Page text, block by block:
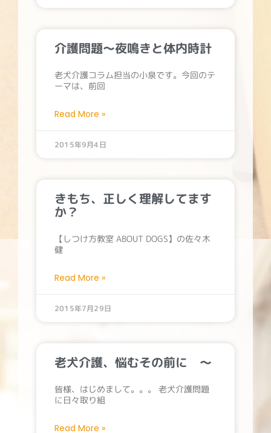
介護問題～夜鳴きと体内時計
老犬介護コラム担当の小泉です。今回のテ
ーマは、前回
Read More »
2015年9月4日
きもち、正しく理解してます
か？
【しつけ方教室 ABOUT DOGS】の佐々木
健
Read More »
2015年7月29日
老犬介護、悩むその前に ～
皆様、はじめまして。。。 老犬介護問題
に日々取り組
Read More »